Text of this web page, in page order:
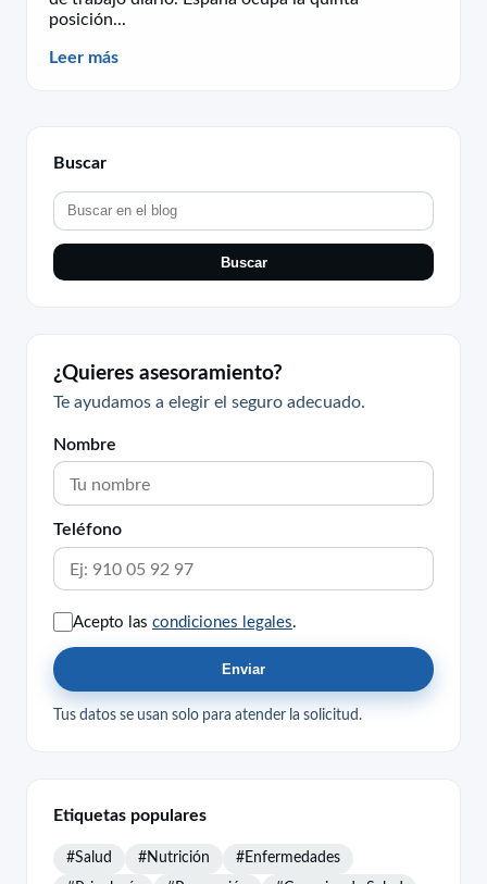
posición...
Leer más
Buscar
Buscar
¿Quieres asesoramiento?
Te ayudamos a elegir el seguro adecuado.
Nombre
Teléfono
Acepto las condiciones legales
Enviar
Tus datos se usan solo para atender la solicitud.
Etiquetas populares
#Salud #Nutrición #Enfermedades